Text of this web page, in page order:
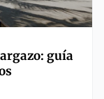
guía